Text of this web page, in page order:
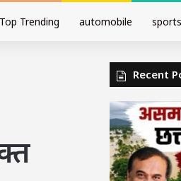
Top Trending automobile sports
Recent